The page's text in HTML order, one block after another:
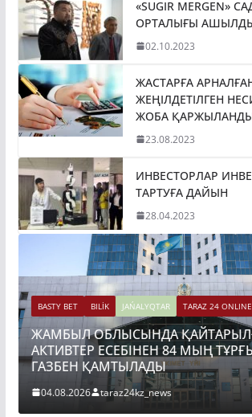
«SUGIR MERGEN»
ОРТАЛЫҒЫ
02.10.2023
ЖАСТАРҒА
ЖЕҢІЛДЕТІЛГЕН
ЖОБА
23.08.2023
ИНВЕСТОРЛАР
ТАРТУҒА ДАЙЫН
28.04.2023
BILİK JAŃALYQTAR TARAZ 24 ONLINE KZ
ОБЛЫСЫНДА ҚАЙТАРЫЛҒАН
ЕСЕБІНЕН 84 МЫҢ ТҰРҒЫН
ҚАМТЫЛАДЫ
taraz24kz_news